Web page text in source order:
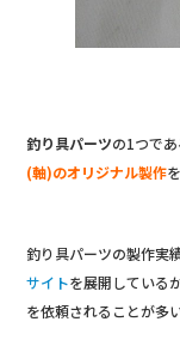
釣り具パーツの1つであ
(軸)のオリジナル製作
釣り具パーツの製作実
サイトを展開している
を依頼されることが多い